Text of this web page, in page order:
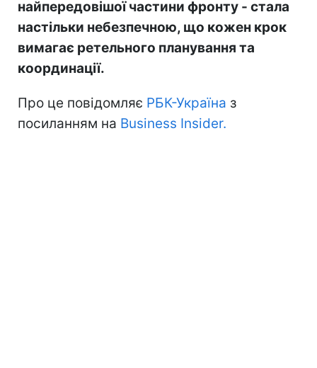
найпередовішої частини фронту - стала
настільки небезпечною, що кожен крок
вимагає ретельного планування та
координації.
Про це повідомляє РБК-Україна з
посиланням на Business Insider.